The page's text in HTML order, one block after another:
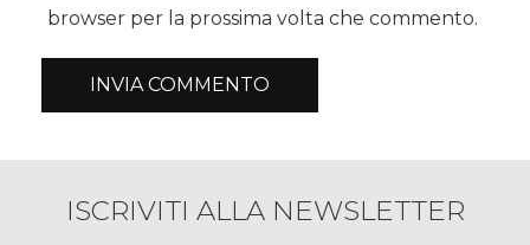
browser per la prossima volta che commento.
ISCRIVITI ALLA NEWSLETTER